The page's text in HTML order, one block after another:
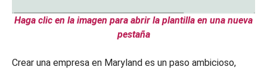
Haga clic en la imagen para abrir la plantilla en una nueva
pestaña
Crear una empresa en Maryland es un paso ambicioso,